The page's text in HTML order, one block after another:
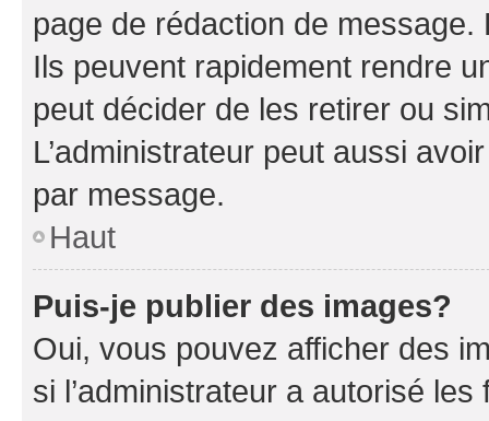
page de rédaction de
Ils peuvent rapidement rendre
peut décider de les retirer ou
L’administrateur peut aussi
par message.
Haut
Puis-je publier des images?
Oui, vous pouvez afficher des
si l’administrateur a autorisé